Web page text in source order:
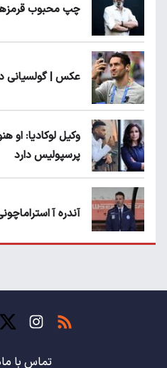
چپ محبوب
عکس | گولسیانی
وکیل لوکادیا:
پرسپولیس دارد
آندره آ
حسن روی هوا!
باشگاه های جهان
تماس با ما